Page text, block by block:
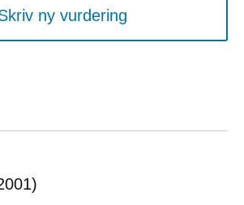
ny vurdering